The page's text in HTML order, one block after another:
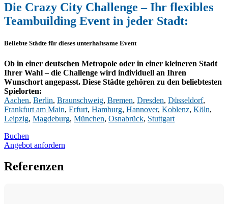
Die Crazy City Challenge – Ihr flexibles
Teambuilding Event in jeder Stadt:
Beliebte Städte für dieses unterhaltsame Event
Ob in einer deutschen Metropole oder in einer kleineren Stadt
Ihrer Wahl – die Challenge wird individuell an Ihren
Wunschort angepasst. Diese Städte gehören zu den beliebtesten
Spielorten:
Aachen, Berlin, Braunschweig, Bremen, Dresden, Düsseldorf,
Frankfurt am Main, Erfurt, Hamburg, Hannover, Koblenz, Köln,
Leipzig, Magdeburg, München, Osnabrück, Stuttgart
Buchen
Angebot anfordern
Referenzen